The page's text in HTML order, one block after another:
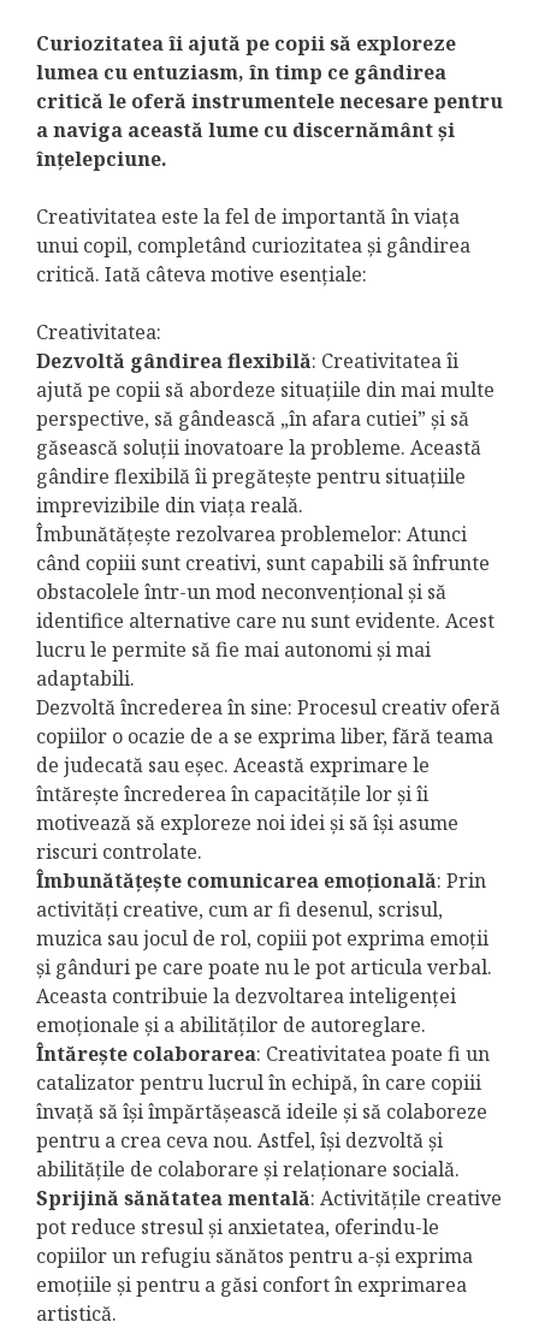
Curiozitatea îi ajută pe copii să exploreze
lumea cu entuziasm, în timp ce gândirea
critică le oferă instrumentele necesare pentru
a naviga această lume cu discernământ și
înțelepciune.
Creativitatea este la fel de importantă în viața
unui copil, completând curiozitatea și gândirea
critică. Iată câteva motive esențiale:
Creativitatea:
Dezvoltă gândirea flexibilă: Creativitatea îi
ajută pe copii să abordeze situațiile din mai multe
perspective, să gândească „în afara cutiei” și să
găsească soluții inovatoare la probleme. Această
gândire flexibilă îi pregătește pentru situațiile
imprevizibile din viața reală.
Îmbunătățește rezolvarea problemelor: Atunci
când copiii sunt creativi, sunt capabili să înfrunte
obstacolele într-un mod neconvențional și să
identifice alternative care nu sunt evidente. Acest
lucru le permite să fie mai autonomi și mai
adaptabili.
Dezvoltă încrederea în sine: Procesul creativ oferă
copiilor o ocazie de a se exprima liber, fără teama
de judecată sau eșec. Această exprimare le
întărește încrederea în capacitățile lor și îi
motivează să exploreze noi idei și să își asume
riscuri controlate.
Îmbunătățește comunicarea emoțională: Prin
activități creative, cum ar fi desenul, scrisul,
muzica sau jocul de rol, copiii pot exprima emoții
și gânduri pe care poate nu le pot articula verbal.
Aceasta contribuie la dezvoltarea inteligenței
emoționale și a abilităților de autoreglare.
Întăreşte colaborarea: Creativitatea poate fi un
catalizator pentru lucrul în echipă, în care copiii
învață să își împărtășească ideile și să colaboreze
pentru a crea ceva nou. Astfel, își dezvoltă și
abilitățile de colaborare și relaționare socială.
Sprijină sănătatea mentală: Activitățile creative
pot reduce stresul și anxietatea, oferindu-le
copiilor un refugiu sănătos pentru a-și exprima
emoțiile și pentru a găsi confort în exprimarea
artistică.